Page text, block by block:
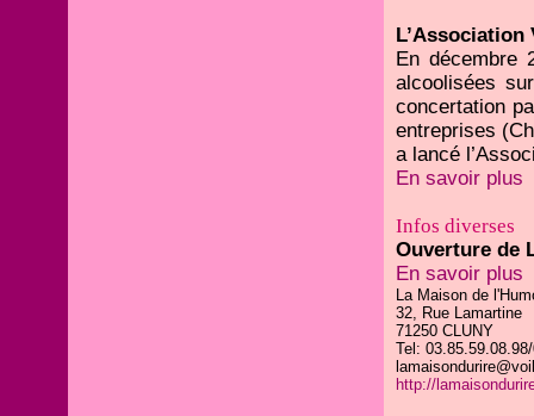
L’Association
En décembre
alcoolisées
concertation
entreprises
a lancé
En savoir plus
Infos diverses
Ouverture de
En savoir plus
La Maison de
32, Rue Lamartine
71250 CLUNY
Tel:
http://